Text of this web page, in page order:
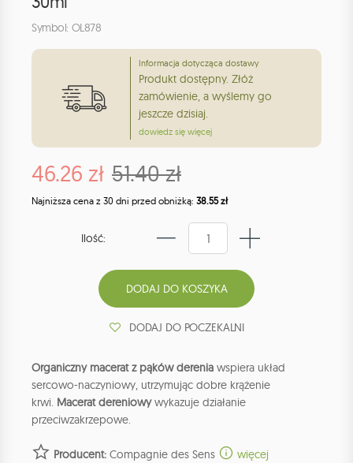
Symbol: OL878
Informacja dotycząca dostawy
Produkt dostępny. Złóż
zamówienie, a wyślemy go
jeszcze dzisiaj.
dowiedz się więcej
46.26 zł 51.40 zł
Najniższa cena z 30 dni przed obniżką: 38.55 zł
Ilość:
DODAJ DO POCZEKALNI
Organiczny macerat z pąków derenia wspiera układ
sercowo-naczyniowy, utrzymując dobre krążenie
krwi. Macerat dereniowywykazuje działanie
przeciwzakrzepowe.
Producent: Compagnie des Sens więcej